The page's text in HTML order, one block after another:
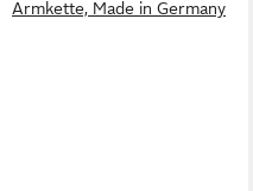
Armkette, Made in Germany